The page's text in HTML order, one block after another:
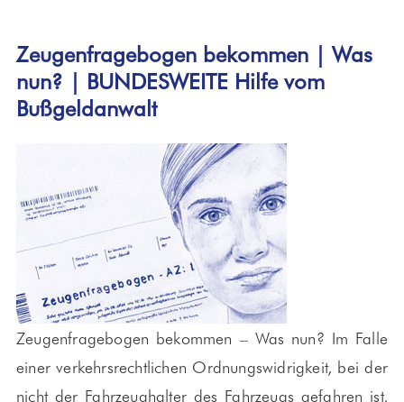
Zeugenfragebogen bekommen | Was
nun? | BUNDESWEITE Hilfe vom
Bußgeldanwalt
Zeugenfragebogen bekommen – Was nun? Im Falle
einer verkehrsrechtlichen Ordnungswidrigkeit, bei der
nicht der Fahrzeughalter des Fahrzeugs gefahren ist,